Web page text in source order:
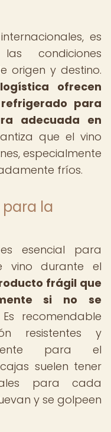
es
condiciones
origen y destino.
ofrecen
para
adecuada en
que el vino
especialmente
fríos.
la
esencial para
vino durante el
frágil que
si no se
Es recomendable
resistentes y
para el
suelen tener
para cada
y se golpeen